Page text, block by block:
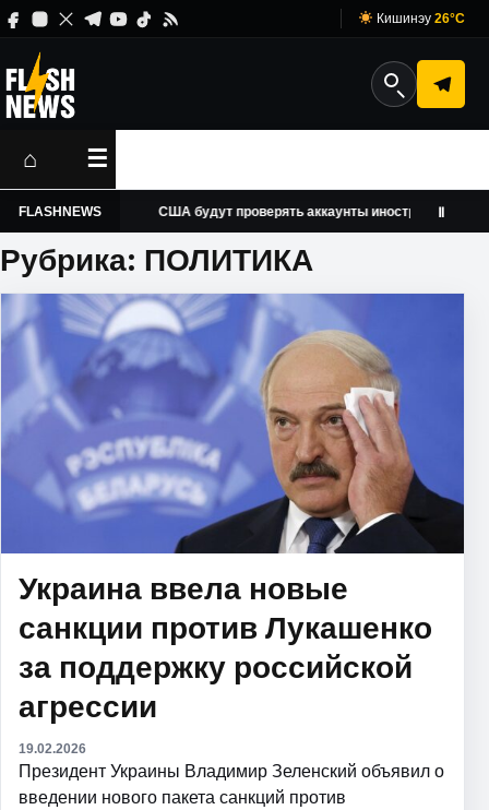
Кишинэу 26°C
⌂ ☰
FLASHNEWSСША будут проверять аккаунты иностранных журналистов в
Ⅱ
Рубрика: ПОЛИТИКА
Украина ввела новые
санкции против Лукашенко
за поддержку российской
агрессии
19.02.2026
Президент Украины Владимир Зеленский объявил о
введении нового пакета санкций против